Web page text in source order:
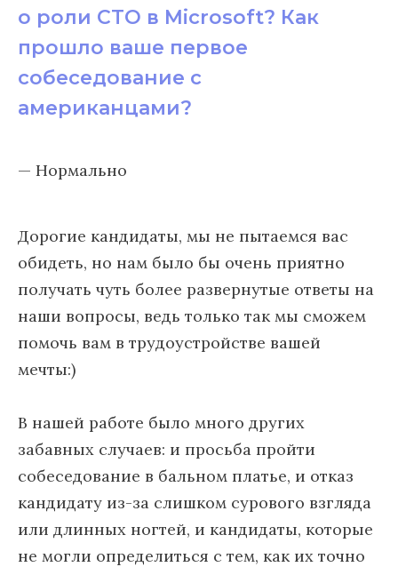
о роли CTO в Microsoft? Как
прошло ваше первое
собеседование с
американцами?
— Нормально
Дорогие кандидаты, мы не пытаемся вас
обидеть, но нам было бы очень приятно
получать чуть более развернутые ответы на
наши вопросы, ведь только так мы сможем
помочь вам в трудоустройстве вашей
мечты:)
В нашей работе было много других
забавных случаев: и просьба пройти
собеседование в бальном платье, и отказ
кандидату из-за слишком сурового взгляда
или длинных ногтей, и кандидаты, которые
не могли определиться с тем, как их точно